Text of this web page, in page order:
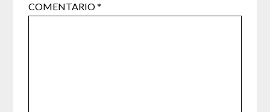
COMENTARIO*